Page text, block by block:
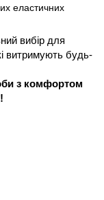
еластичних
вибір для
витримують будь-
з комфортом